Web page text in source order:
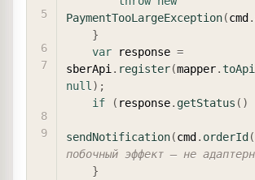
PaymentTooLargeException(cmd .
}
var response =
sberApi . register(mapper.toApi
null ) ;
if
( response. getStatus ( )
sendNotification(cmd . orderId (
побочный эффект — не
}